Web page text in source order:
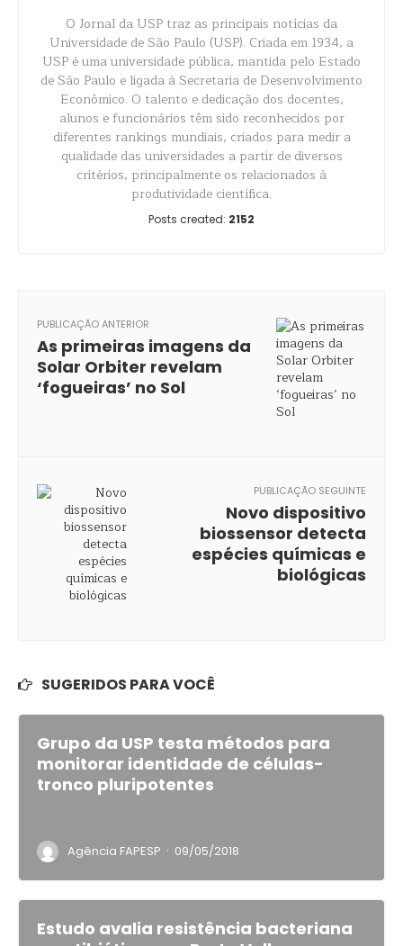
O Jornal da USP traz as principais notícias da
Universidade de São Paulo (USP). Criada em 1934, a
USP é uma universidade pública, mantida pelo Estado
de São Paulo e ligada à Secretaria de Desenvolvimento
Econômico. O talento e dedicação dos docentes,
alunos e funcionários têm sido reconhecidos por
diferentes rankings mundiais, criados para medir a
qualidade das universidades a partir de diversos
critérios, principalmente os relacionados à
produtividade científica.
Posts created: 2152
PUBLICAÇÃO ANTERIOR
As primeiras imagens da
Solar Orbiter revelam
‘fogueiras’ no Sol
PUBLICAÇÃO SEGUINTE
Novo dispositivo
biossensor detecta
espécies químicas e
biológicas
SUGERIDOS PARA VOCÊ
Grupo da USP testa métodos para
monitorar identidade de células-
tronco pluripotentes
Agência FAPESP · 09/05/2018
Estudo avalia resistência bacteriana